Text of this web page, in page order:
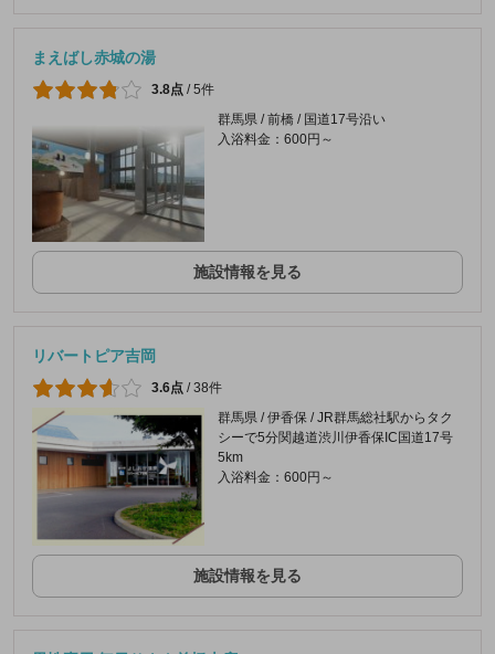
まえばし赤城の湯
3.8点 /5件
群馬県 / 前橋 / 国道17号沿い
入浴料金：600円～
施設情報を見る
リバートピア吉岡
3.6点 /38件
群馬県 / 伊香保 / JR群馬総社駅からタク
シーで5分関越道渋川伊香保IC国道17号
5km
入浴料金：600円～
施設情報を見る